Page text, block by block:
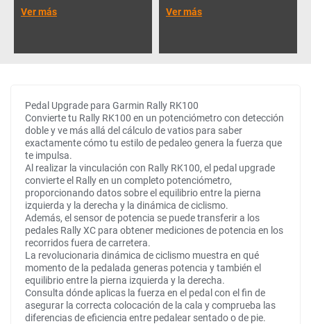
Ver más
Ver más
Pedal Upgrade para Garmin Rally RK100
Convierte tu Rally RK100 en un potenciómetro con detección
doble y ve más allá del cálculo de vatios para saber
exactamente cómo tu estilo de pedaleo genera la fuerza que
te impulsa.
Al realizar la vinculación con Rally RK100, el pedal upgrade
convierte el Rally en un completo potenciómetro,
proporcionando datos sobre el equilibrio entre la pierna
izquierda y la derecha y la dinámica de ciclismo.
Además, el sensor de potencia se puede transferir a los
pedales Rally XC para obtener mediciones de potencia en los
recorridos fuera de carretera.
La revolucionaria dinámica de ciclismo muestra en qué
momento de la pedalada generas potencia y también el
equilibrio entre la pierna izquierda y la derecha.
Consulta dónde aplicas la fuerza en el pedal con el fin de
asegurar la correcta colocación de la cala y comprueba las
diferencias de eficiencia entre pedalear sentado o de pie.